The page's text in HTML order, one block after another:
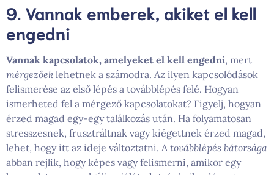
9. Vannak emberek, akiket el kell
engedni
Vannak kapcsolatok, amelyeket el kell engedni, mert
mérgezőek lehetnek a számodra. Az ilyen kapcsolódások
felismerése az első lépés a továbblépés felé. Hogyan
ismerheted fel a mérgező kapcsolatokat? Figyelj, hogyan
érzed magad egy-egy találkozás után. Ha folyamatosan
stresszesnek, frusztráltnak vagy kiégettnek érzed magad,
lehet, hogy itt az ideje változtatni. A továbblépés bátorsága
abban rejlik, hogy képes vagy felismerni, amikor egy